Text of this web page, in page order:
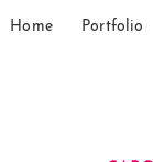
Home Portfolio